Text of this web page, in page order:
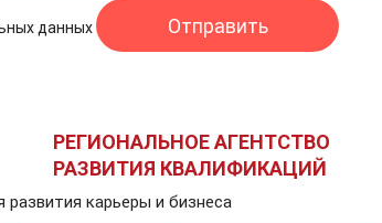
данных
РЕГИОНАЛЬНОЕ АГЕНТСТВО
РАЗВИТИЯ КВАЛИФИКАЦИЙ
развития карьеры и бизнеса